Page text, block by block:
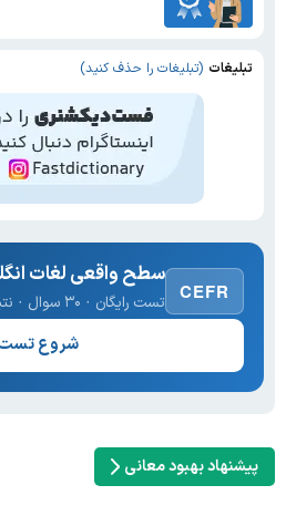
تبلیغات (تبلیغات را حذف کنید)
CEFR
سطح واقعی لغات
تست رایگان · ۳۰ سوال · نتیجه فوری
شروع
پیشنهاد بهبود معانی